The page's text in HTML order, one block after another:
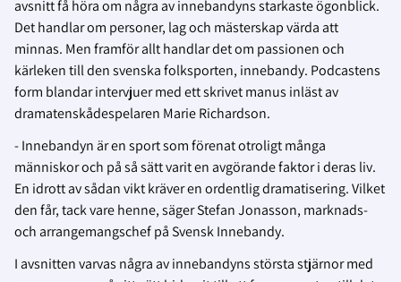
avsnitt få höra om några av innebandyns starkaste ögonblick.
Det handlar om personer, lag och mästerskap värda att
minnas. Men framför allt handlar det om passionen och
kärleken till den svenska folksporten, innebandy. Podcastens
form blandar intervjuer med ett skrivet manus inläst av
dramatenskådespelaren Marie Richardson.
- Innebandyn är en sport som förenat otroligt många
människor och på så sätt varit en avgörande faktor i deras liv.
En idrott av sådan vikt kräver en ordentlig dramatisering. Vilket
den får, tack vare henne, säger Stefan Jonasson, marknads-
och arrangemangschef på Svensk Innebandy.
I avsnitten varvas några av innebandyns största stjärnor med